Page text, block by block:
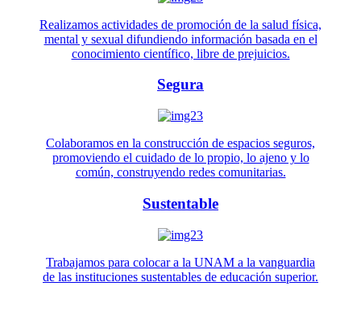
Realizamos actividades de promoción de la salud física,
mental y sexual difundiendo información basada en el
conocimiento científico, libre de prejuicios.
Segura
Colaboramos en la construcción de espacios seguros,
promoviendo el cuidado de lo propio, lo ajeno y lo
común, construyendo redes comunitarias.
Sustentable
Trabajamos para colocar a la UNAM a la vanguardia
de las instituciones sustentables de educación superior.